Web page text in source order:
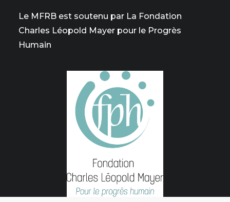
Le MFRB est soutenu par La Fondation
Charles Léopold Mayer pour le Progrès
Humain